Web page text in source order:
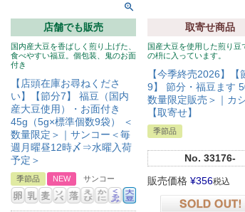
店舗でも販売
国内産大豆を香ばしく煎り上げた、
食べやすい福豆。個包装、鬼のお面
付き
【店頭在庫お尋ねくださ
い】【節分7】 福豆（国内
産大豆使用）・お面付き
45g（5g×標準個数9袋） ＜
数量限定＞｜サンコー＜毎
週月曜昼12時〆⇒水曜入荷
予定＞
季節品 NEW サンコー
取寄せ商品
国産大豆を使用した煎り豆
の枡に入っています。
【今季終売2026】【
9】 節分・福豆ます
数量限定販売＞｜カ
【取寄せ】
季節品
No. 33176-
販売価格 ¥356税込